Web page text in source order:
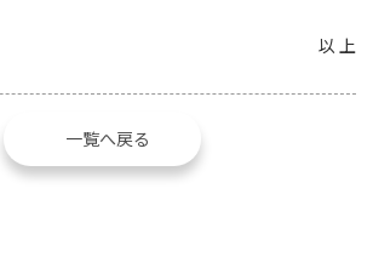
以 上
一覧へ戻る